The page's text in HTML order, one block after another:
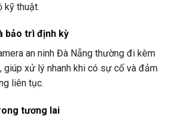
kỹ thuật.
bảo trì định kỳ
an ninh Đà Nẵng thường đi kèm
giúp xử lý nhanh khi có sự cố và đảm
liên tục.
tương lai